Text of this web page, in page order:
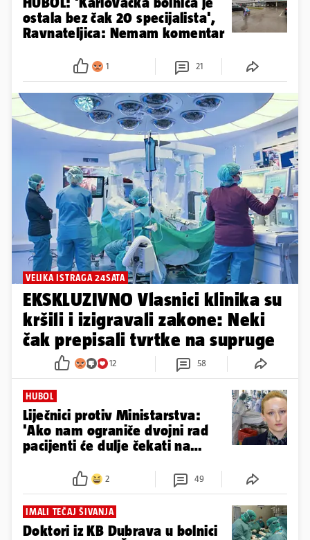
ostala bez čak 20 specijalista',
Ravnateljica: Nemam komentar
1 21
VELIKA ISTRAGA 24SATA
EKSKLUZIVNO Vlasnici klinika su
kršili i izigravali zakone: Neki
čak prepisali tvrtke na supruge
12 58
HUBOL
Liječnici protiv Ministarstva:
'Ako nam ograniče dvojni rad
pacijenti će dulje čekati na
2 49
IMALI TEČAJ ŠIVANJA
Doktori iz KB Dubrava u bolnici